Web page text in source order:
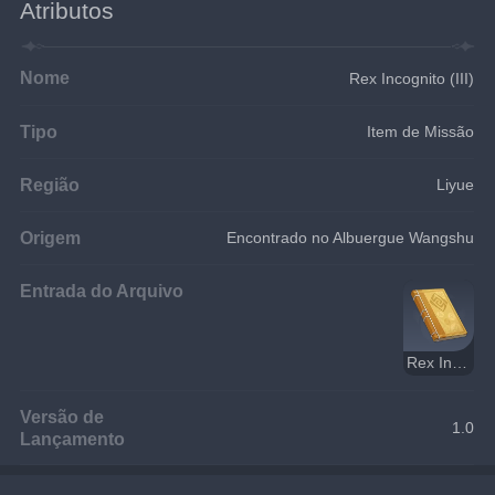
Atributos
Nome Rex Incognito (III)
Tipo Item de Missão
Região Liyue
Origem Encontrado no Albuergue Wangshu
Entrada do Arquivo
Rex Incognito
Versão de
Lançamento
1.0